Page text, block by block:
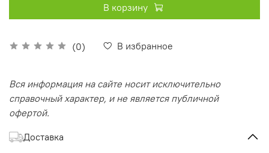
(0) В избранное
В корзину
Вся информация на сайте носит исключительно
справочный характер, и не является публичной
офертой.
Доставка